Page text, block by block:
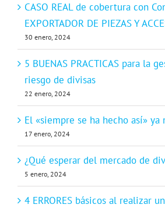
CASO REAL de cobertura con
EXPORTADOR DE PIEZAS Y
30 enero, 2024
5 BUENAS PRACTICAS para la
riesgo de divisas
22 enero, 2024
El «siempre se ha hecho así» ya
17 enero, 2024
¿Qué esperar del mercado de
5 enero, 2024
4 ERRORES básicos al realizar